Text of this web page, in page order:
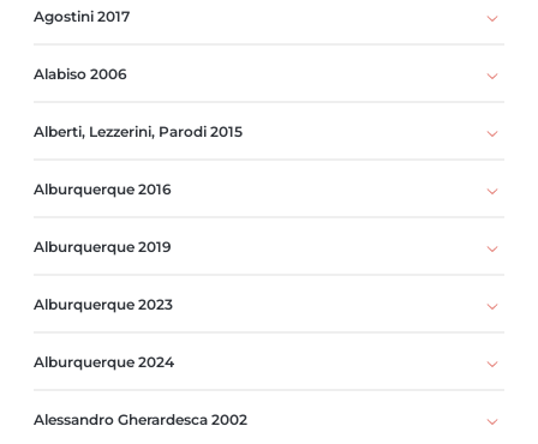
Agostini 2017
Alabiso 2006
Alberti, Lezzerini, Parodi 2015
Alburquerque 2016
Alburquerque 2019
Alburquerque 2023
Alburquerque 2024
Alessandro Gherardesca 2002